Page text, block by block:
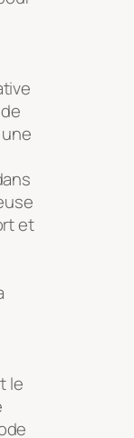
et
le